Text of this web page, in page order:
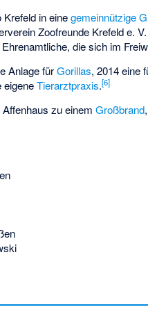
Krefeld in einegemeinnützige
Zoofreunde Krefeld e.
die sich im
Anlage fürGorillas, 2014 eine
eigeneTierarztpraxis.[6]
zu einemGroßbrand